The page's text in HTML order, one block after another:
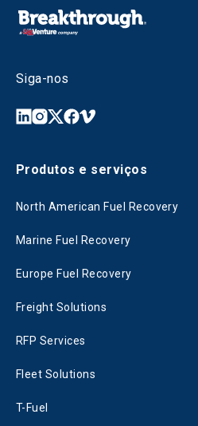
Siga-nos
Produtos e serviços
North American Fuel Recovery
Marine Fuel Recovery
Europe Fuel Recovery
Freight Solutions
RFP Services
Fleet Solutions
T-Fuel